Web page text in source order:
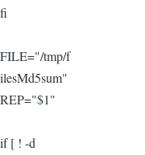
fi
FILE="/tmp/f
ilesMd5sum"
REP="$1"
if [ ! -d